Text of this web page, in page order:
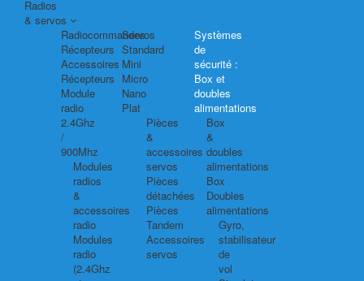
Radios
& servos
Radiocommandes
Récepteurs
Accessoires
Récepteurs
Module
radio
2.4Ghz
/
900Mhz
Modules
radios
&
accessoires
radio
Modules
radio
(2.4Ghz
Servos
Standard
Mini
Micro
Nano
Plat
Pièces
&
accessoires
servos
Pièces
détachées
Pièces
Tandem
Accessoires
servos
Systèmes
de
sécurité :
Box et
doubles
alimentations
Box
&
doubles
alimentations
Box
Doubles
alimentations
Gyro,
stabilisateur
de
vol